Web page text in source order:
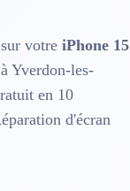
votre iPhone 15
Yverdon-les-
en 10
d'écran